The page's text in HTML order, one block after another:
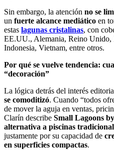
Sin embargo, la atención no se
un fuerte alcance mediático en
estas lagunas cristalinas, con
EE.UU., Alemania, Reino Unido,
Indonesia, Vietnam, entre otros.
Por qué se vuelve tendencia:
“decoración”
La lógica detrás del interés
se comoditizó. Cuando “todos
de mover la aguja en ventas,
Clarín describe Small Lagoons
alternativa a piscinas
justamente por su capacidad de
en superficies compactas.